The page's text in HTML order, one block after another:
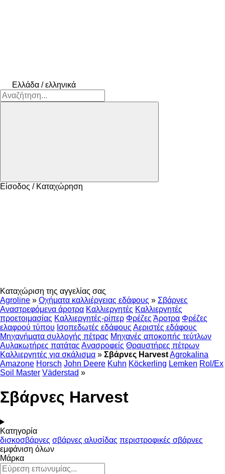
Ελλάδα / ελληνικά
Είσοδος / Καταχώρηση
Καταχώριση της αγγελίας σας
Agroline » Οχήματα καλλιέργειας εδάφους » Σβάρνες
Αναστρεφόμενα άροτρα Καλλιεργητές Καλλιεργητές
προετοιμασίας Καλλιεργητές-ρίπερ Φρέζες Άροτρα Φρέζες
ελαφρού τύπου Ισοπεδωτές εδάφους Αεριστές εδάφους
Μηχανήματα συλλογής πέτρας Μηχανές αποκοπής τεύτλων
Αυλακωτήρες πατάτας Ανασροφείς Θραυστήρες πέτρων
Καλλιεργητές για σκάλισμα » Σβάρνες HarvestAgrokalina
Amazone Horsch John Deere Kuhn Köckerling Lemken Rol/Ex
Soil Master Väderstad »
Σβάρνες Harvest
Κατηγορία
δισκοσβάρνες σβάρνες αλυσίδας περιστροφικές σβάρνες
εμφάνιση όλων
Μάρκα